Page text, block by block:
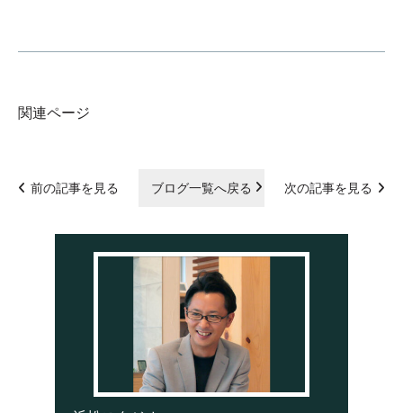
関連ページ
前の記事を見る ブログ一覧へ戻る 次の記事を見る